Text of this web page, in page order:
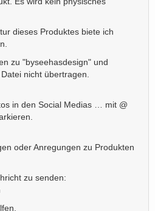
dieses Produktes biete ich
zu "byseehasdesign" und
nicht übertragen.
in den Social Medias … mit @
oder Anregungen zu Produkten
zu senden: